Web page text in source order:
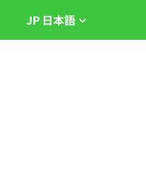
JP 日本語